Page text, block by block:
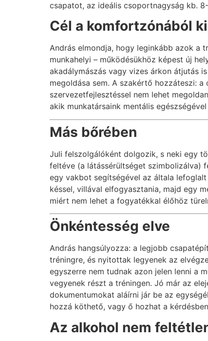
csapatot, az ideális csoportnagyság kb.
Cél a komfortzónából
András elmondja, hogy leginkább azok a
munkahelyi – működésükhöz képest új
akadálymászás vagy vizes árkon átjutás
megoldása sem. A szakértő hozzáteszi:
szervezetfejlesztéssel nem lehet
akik munkatársaink mentális
Más bőrében
Juli felszolgálóként dolgozik, s neki egy
feltéve (a látássérültséget szimbolizálva)
egy vakbot segítségével az általa
késsel, villával elfogyasztania, majd egy
miért nem lehet a fogyatékkal élőhöz
Önkéntesség elve
András hangsúlyozza: a legjobb
tréningre, és nyitottak legyenek az
egyszerre nem tudnak azon jelen lenni a
vegyenek részt a tréningen. Jó már az
dokumentumokat aláírni jár be az
hozzá köthető, vagy ő hozhat a
Az alkohol nem